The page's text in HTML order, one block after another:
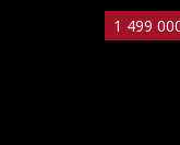
1 499